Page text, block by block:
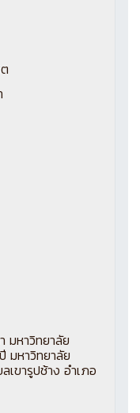
มหาวิทยาลัย
มหาวิทยาลัย
ขารูปช้าง อำเภอ